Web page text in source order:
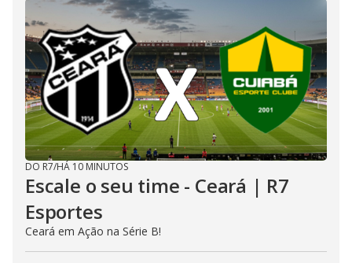
DO R7/HÁ 10 MINUTOS
Escale o seu time - Ceará | R7
Esportes
Ceará em Ação na Série B!